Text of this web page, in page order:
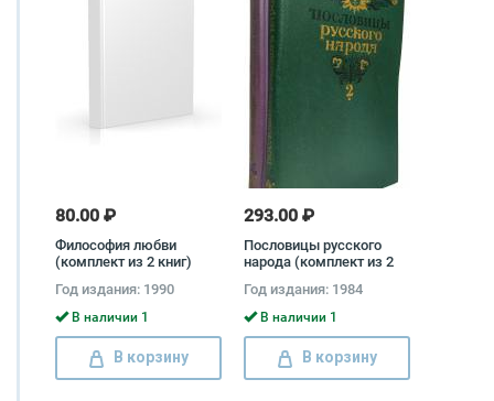
80.00 ₽
Философия любви
(комплект из 2 книг)
Год издания: 1990
В наличии 1
В корзину
293.00 ₽
Пословицы русского
народа (комплект из 2
творчество
Год издания: 1984
В наличии 1
В корзину